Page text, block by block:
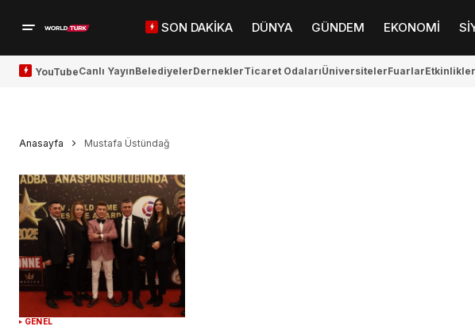
SON DAKİKA DÜNYA GÜNDEM EKONOMİ
YouTubeCanlı YayınBelediyelerDerneklerTicaret OdalarıÜniversitelerFuarlarEtkinlikler
Anasayfa Mustafa Üstündağ
GENEL